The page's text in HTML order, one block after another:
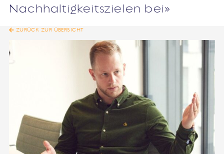
Nachhaltigkeitszielen bei»
ZURÜCK ZUR ÜBERSICHT